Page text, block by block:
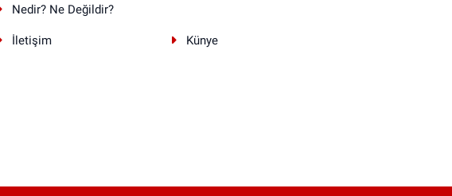
Nedir? Ne Değildir?
İletişim Künye